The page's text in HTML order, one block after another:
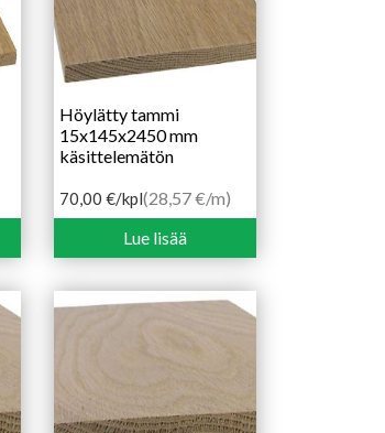
Höylätty tammi
15x145x2450 mm
käsittelemätön
70,00€/kpl(28,57 €/m)
Lue lisää